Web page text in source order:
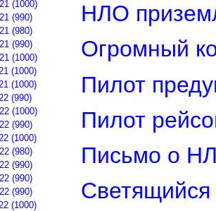
(1000)
(990)
(980)
(990)
(1000)
(1000)
(1000)
(990)
(1000)
(990)
(1000)
(980)
(990)
(990)
(990)
(1000)
НЛО
Огромный
Пилот
Пилот
Письмо о
Светящийся